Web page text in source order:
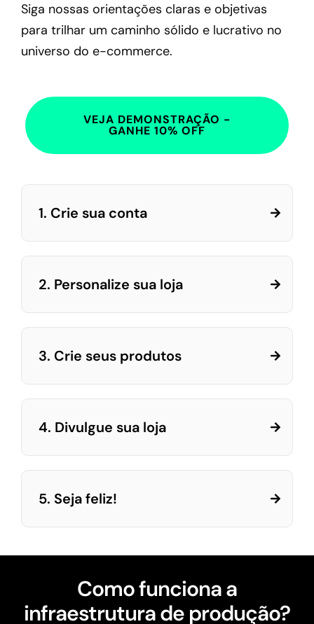
Siga nossas orientações claras e objetivas
para trilhar um caminho sólido e lucrativo no
universo do e-commerce.
VEJA DEMONSTRAÇÃO -
GANHE 10% OFF
1. Crie sua conta
2. Personalize sua loja
3. Crie seus produtos
4. Divulgue sua loja
5. Seja feliz!
Como funciona a
infraestrutura de produção?